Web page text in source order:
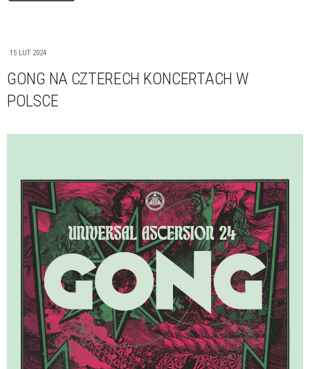
15 LUT 2024
GONG NA CZTERECH KONCERTACH W
POLSCE